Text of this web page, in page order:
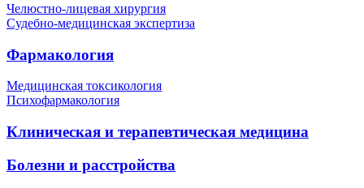
Челюстно-лицевая хирургия
Судебно-медицинская экспертиза
Фармакология
Медицинская токсикология
Психофармакология
Клиническая и терапевтическая медицина
Болезни и расстройства